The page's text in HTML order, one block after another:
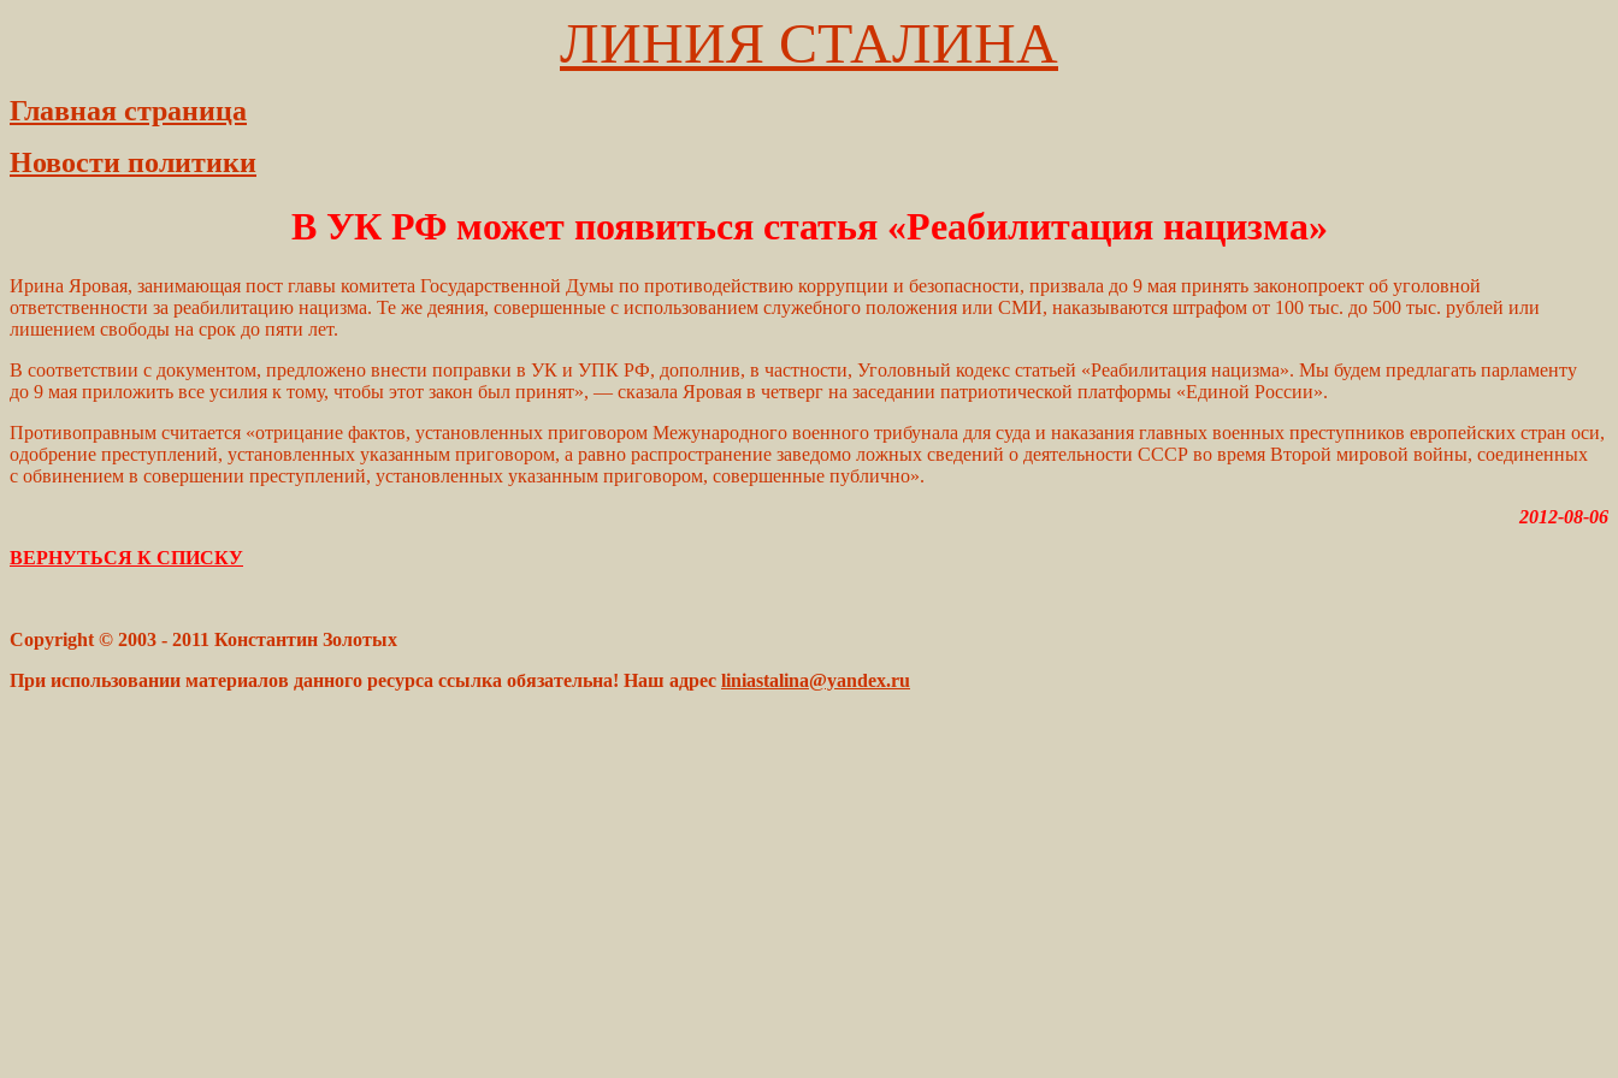
ЛИНИЯ СТАЛИНА
Главная страница
Новости политики
В УК РФ может появиться статья «Реабилитация нацизма»
Ирина Яровая, занимающая пост главы комитета Государственной Думы по противодействию коррупции и безопасности, призвала до 9 мая принять законопроект об уголовной
ответственности за реабилитацию нацизма. Те же деяния, совершенные с использованием служебного положения или СМИ, наказываются штрафом от 100 тыс. до 500 тыс. рублей или
лишением свободы на срок до пяти лет.
В соответствии с документом, предложено внести поправки в УК и УПК РФ, дополнив, в частности, Уголовный кодекс статьей «Реабилитация нацизма». Мы будем предлагать парламенту
до 9 мая приложить все усилия к тому, чтобы этот закон был принят», — сказала Яровая в четверг на заседании патриотической платформы «Единой России».
Противоправным считается «отрицание фактов, установленных приговором Межународного военного трибунала для суда и наказания главных военных преступников европейских стран оси,
одобрение преступлений, установленных указанным приговором, а равно распространение заведомо ложных сведений о деятельности СССР во время Второй мировой войны, соединенных
с обвинением в совершении преступлений, установленных указанным приговором, совершенные публично».
2012-08-06
ВЕРНУТЬСЯ К СПИСКУ
Copyright © 2003 - 2011 Константин Золотых
При использовании материалов данного ресурса ссылка обязательна! Наш адрес liniastalina@yandex.ru